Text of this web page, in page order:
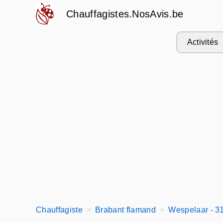
Chauffagistes.NosAvis.be
Activités
Chauffagiste Brabant flamand Wespelaar -